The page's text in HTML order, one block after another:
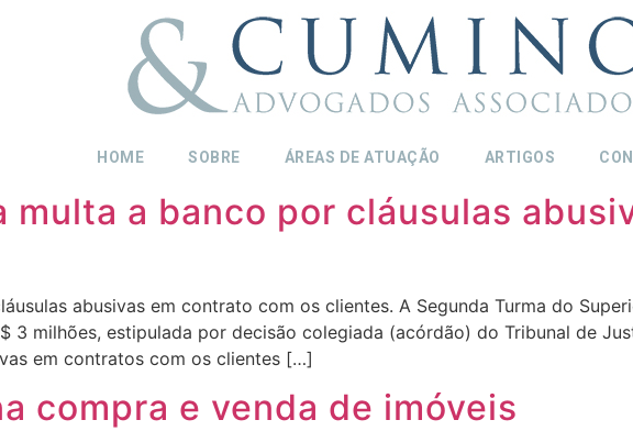
HOME SOBRE ÁREAS DE ATUAÇÃO ARTIGOS
multa a banco por cláusulas
abusivas em contrato com os clientes. A Segunda Turma do
3 milhões, estipulada por decisão colegiada (acórdão) do Tribunal de
em contratos com os clientes […]
compra e venda de imóveis